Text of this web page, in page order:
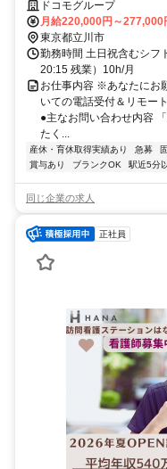
ドコモグループ
月給220,000円～277,000
東京都立川市
勤務時間 土日祝含むシフ
20:15 残業）10h/月
お仕事内容 ※あなたにお
いての電話受付＆リモー
●主なお問い合わせ内容
たく...
産休・育休取得実績あり 急募
賞与あり
ブランクOK 駅近5分
同じ企業の求人
正社員